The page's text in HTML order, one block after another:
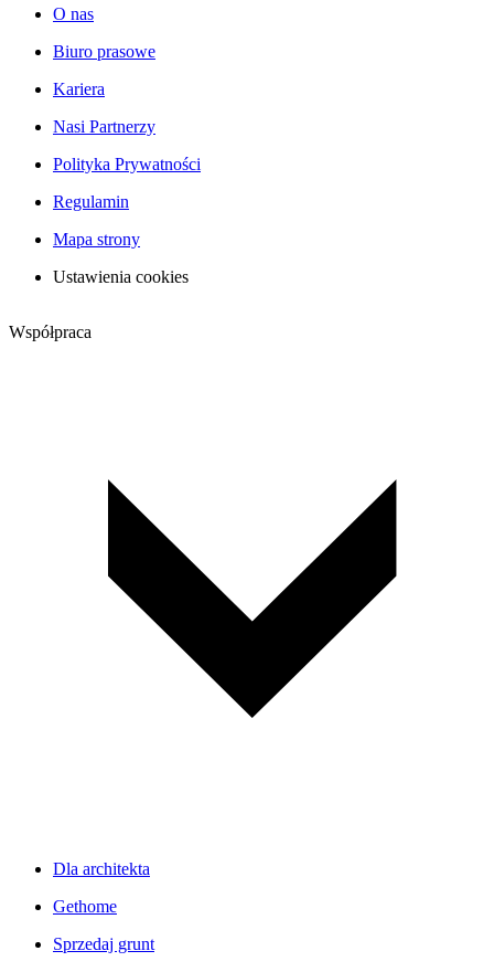
O nas
Biuro prasowe
Kariera
Nasi Partnerzy
Polityka Prywatności
Regulamin
Mapa strony
Ustawienia cookies
Współpraca
Dla architekta
Gethome
Sprzedaj grunt